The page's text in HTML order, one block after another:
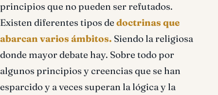
principios que no pueden ser refutados.
Existen diferentes tipos de doctrinas que
abarcan varios ámbitos. Siendo la religiosa
donde mayor debate hay. Sobre todo por
algunos principios y creencias que se han
esparcido y a veces superan la lógica y la